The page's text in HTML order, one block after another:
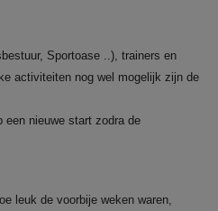
Sportoase ..), trainers en
activiteiten nog wel mogelijk zijn de
een nieuwe start zodra de
leuk de voorbije weken waren,